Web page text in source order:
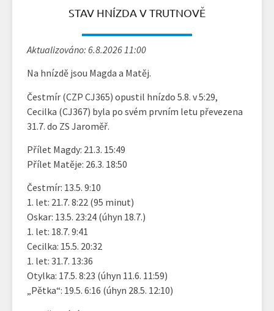
STAV HNÍZDA V TRUTNOVĚ
Aktualizováno: 6.8.2026 11:00
Na hnízdě jsou Magda a Matěj.
Čestmír (CZP CJ365) opustil hnízdo 5.8. v 5:29,
Cecilka (CJ367) byla po svém prvním letu převezena
31.7. do ZS Jaroměř.
Přílet Magdy: 21.3. 15:49
Přílet Matěje: 26.3. 18:50
Čestmír: 13.5. 9:10
1. let: 21.7. 8:22 (95 minut)
Oskar: 13.5. 23:24 (úhyn 18.7.)
1. let: 18.7. 9:41
Cecilka: 15.5. 20:32
1. let: 31.7. 13:36
Otylka: 17.5. 8:23 (úhyn 11.6. 11:59)
„Pětka“: 19.5. 6:16 (úhyn 28.5. 12:10)